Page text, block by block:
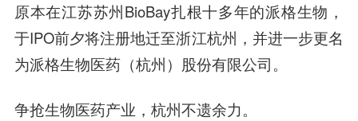
原本在江苏苏州BioBay扎根十多年的派格生物，
于IPO前夕将注册地迁至浙江杭州，并进一步更名
为派格生物医药（杭州）股份有限公司。
争抢生物医药产业，杭州不遗余力。